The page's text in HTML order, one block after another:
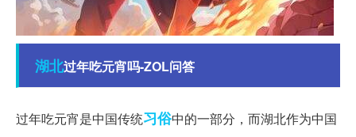
湖北过年吃元宵吗-ZOL问答
过年吃元宵是中国传统习俗中的一部分，而湖北作为中国